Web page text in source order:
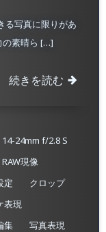
る写真に限りがあ
の素晴ら […]
続きを読む
14-24mm f/2.8 S
RAW現像
定
クロップ
表現
集
写真表現